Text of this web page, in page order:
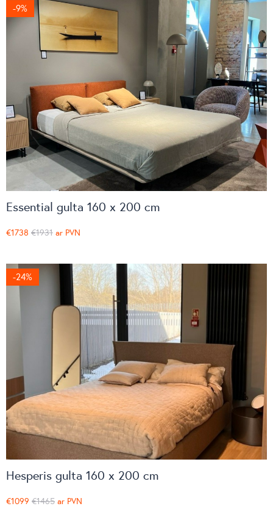
Fatboy
LaCividina
Pedrali
Intuit
Topstar
HÅG
RH
Profim
TreCe
Van-esch
Lockers
-9%
Essential gulta 160 x 200 cm
€1738 €1931 ar PVN
-24%
Hesperis gulta 160 x 200 cm
€1099 €1465 ar PVN